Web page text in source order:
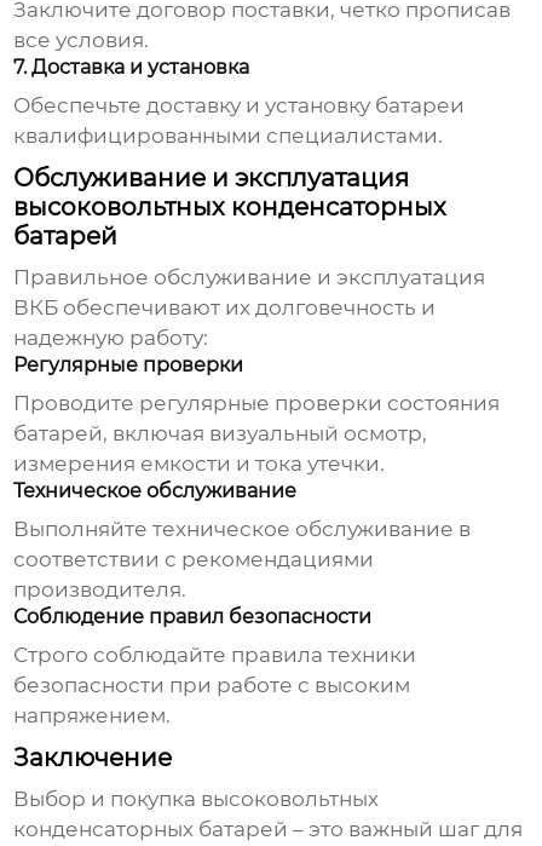
Заключите договор поставки, четко прописав
все условия.
7. Доставка и установка
Обеспечьте доставку и установку батареи
квалифицированными специалистами.
Обслуживание и эксплуатация
высоковольтных конденсаторных
батарей
Правильное обслуживание и эксплуатация
ВКБ обеспечивают их долговечность и
надежную работу:
Регулярные проверки
Проводите регулярные проверки состояния
батарей, включая визуальный осмотр,
измерения емкости и тока утечки.
Техническое обслуживание
Выполняйте техническое обслуживание в
соответствии с рекомендациями
производителя.
Соблюдение правил безопасности
Строго соблюдайте правила техники
безопасности при работе с высоким
напряжением.
Заключение
Выбор и покупка высоковольтных
конденсаторных батарей – это важный шаг для